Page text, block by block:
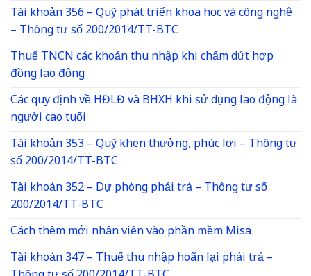
Tài khoản 356 – Quỹ phát triển khoa học và công nghệ
– Thông tư số 200/2014/TT-BTC
Thuế TNCN các khoản thu nhập khi chấm dứt hợp
đồng lao động
Các quy định về HĐLĐ và BHXH khi sử dụng lao động là
người cao tuổi
Tài khoản 353 – Quỹ khen thưởng, phúc lợi – Thông tư
số 200/2014/TT-BTC
Tài khoản 352 – Dự phòng phải trả – Thông tư số
200/2014/TT-BTC
Cách thêm mới nhân viên vào phần mềm Misa
Tài khoản 347 – Thuế thu nhập hoãn lại phải trả –